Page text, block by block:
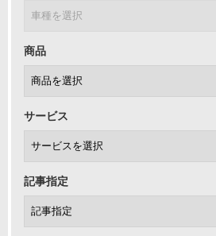
商品
サービス
記事指定